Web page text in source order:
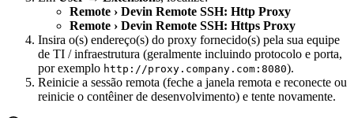
Remote › Devin Remote SSH: Http Proxy
Remote › Devin Remote SSH: Https Proxy
Insira o(s) endereço(s) do proxy fornecido(s) pela sua equipe
de TI / infraestrutura (geralmente incluindo protocolo e porta,
por exemplo http://proxy.company.com:8080).
Reinicie a sessão remota (feche a janela remota e reconecte ou
reinicie o contêiner de desenvolvimento) e tente novamente.